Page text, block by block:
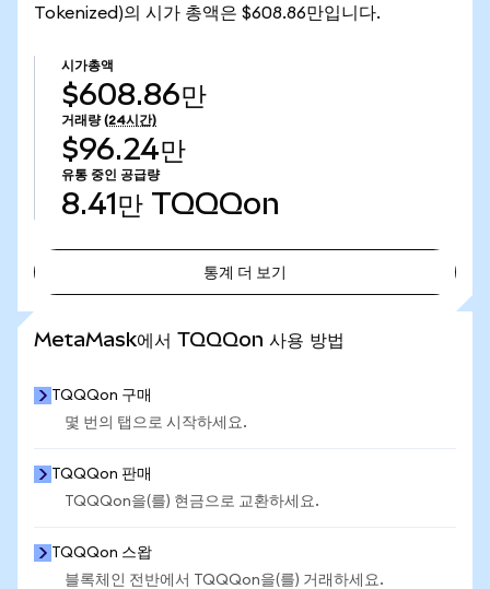
Tokenized)의 시가 총액은 $608.86만입니다.
시가총액
$608.86만
거래량 (24시간)
$96.24만
유통 중인 공급량
8.41만 TQQQon
통계 더 보기
MetaMask에서 TQQQon 사용 방법
TQQQon 구매
몇 번의 탭으로 시작하세요.
TQQQon 판매
TQQQon을(를) 현금으로 교환하세요.
TQQQon 스왑
블록체인 전반에서 TQQQon을(를) 거래하세요.